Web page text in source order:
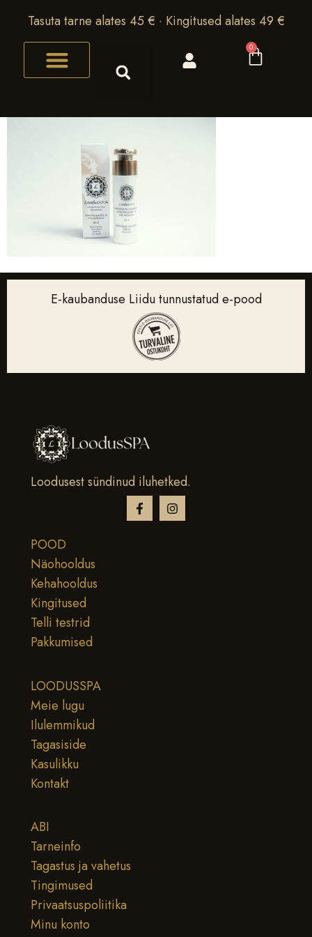
Tasuta tarne alates 45 € · Kingitused alates 49 €
0
E-kaubanduse Liidu tunnustatud e-pood
Loodusest sündinud iluhetked.
POOD
Näohooldus
Kehahooldus
Kingitused
Telli testrid
Pakkumised
LOODUSSPA
Meie lugu
Ilulemmikud
Tagasiside
Kasulikku
Kontakt
ABI
Tarneinfo
Tagastus ja vahetus
Tingimused
Privaatsuspoliitika
Minu konto